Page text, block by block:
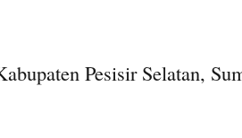
Pesisir Selatan,